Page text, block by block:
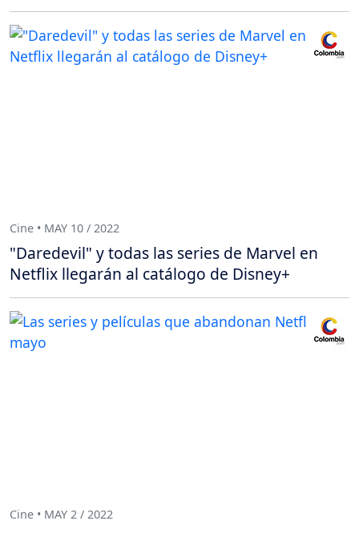
Cine • MAY 10 / 2022
"Daredevil" y todas las series de Marvel en
Netflix llegarán al catálogo de Disney+
Cine • MAY 2 / 2022